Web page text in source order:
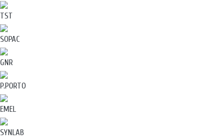
TST
SOPAC
GNR
P.PORTO
EMEL
SYNLAB